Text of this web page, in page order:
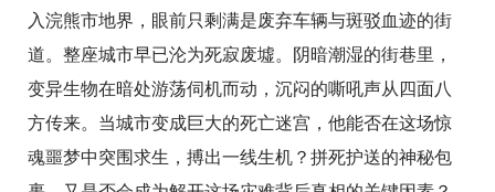
入浣熊市地界，眼前只剩满是废弃车辆与斑驳血迹的街
道。整座城市早已沦为死寂废墟。阴暗潮湿的街巷里，
变异生物在暗处游荡伺机而动，沉闷的嘶吼声从四面八
方传来。当城市变成巨大的死亡迷宫，他能否在这场惊
魂噩梦中突围求生，搏出一线生机？拼死护送的神秘包